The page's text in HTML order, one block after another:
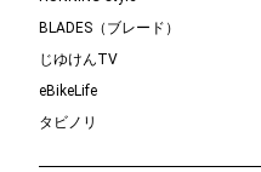
BLADES（ブレード）
じゆけんTV
eBikeLife
タビノリ